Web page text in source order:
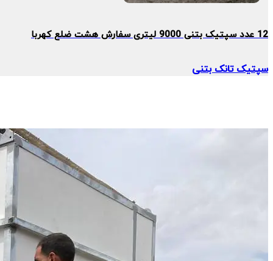
12 عدد سپتیک بتنی 9000 لیتری سفارش هشت ضلع کهربا
سپتیک تانک بتنی